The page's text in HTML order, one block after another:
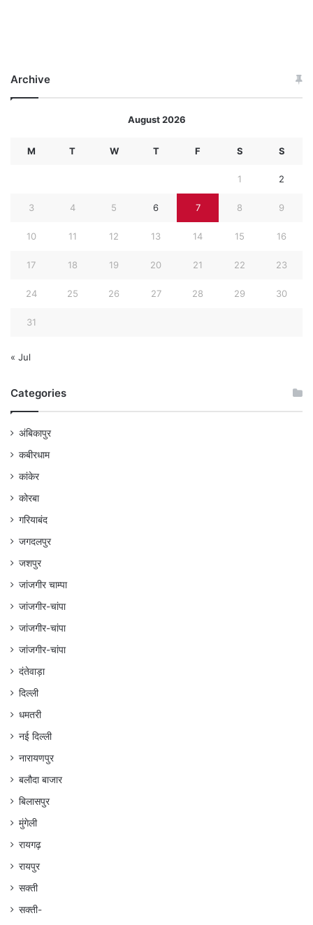
Archive
August 2026
M T W T F S S
1 2
3 4 5 6 7 8 9
10 11 12 13 14 15 16
17 18 19 20 21 22 23
24 25 26 27 28 29 30
31
« Jul
Categories
अंबिकापुर
कबीरधाम
कांकेर
कोरबा
गरियाबंद
जगदलपुर
जशपुर
जांजगीर चाम्पा
जांजगीर-चांपा
जांजगीर-चांपा
जांजगीर-चांपा
दंतेवाड़ा
दिल्ली
धमतरी
नई दिल्ली
नारायणपुर
बलौदा बाजार
बिलासपुर
मुंगेली
रायगढ़
रायपुर
सक्ती
सक्ती-